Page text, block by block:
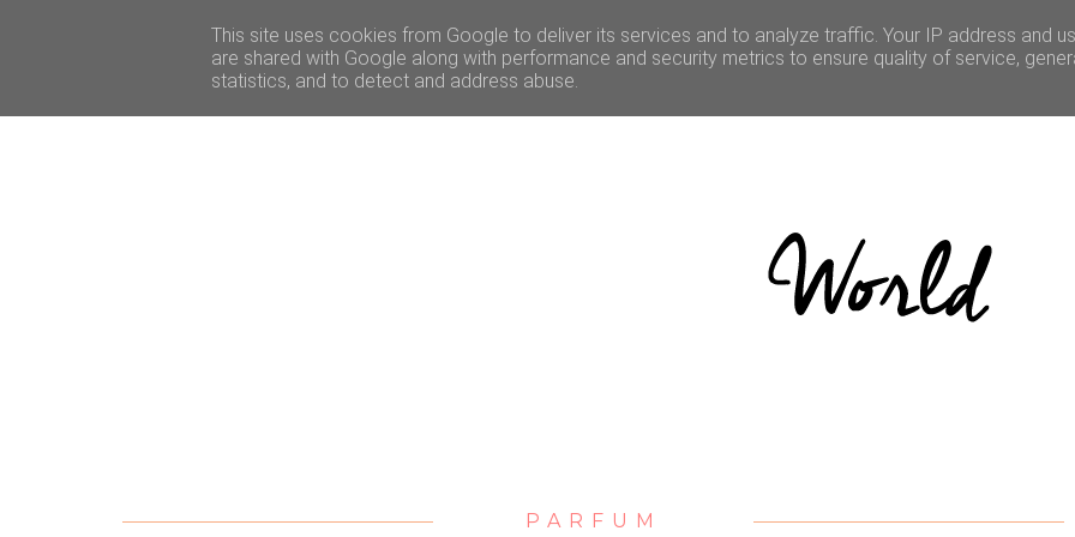
BEAUTÉ VOYAGE LIFESTYLE CULTURE BONNES ADRESSES CONCOURS
PARFUM
This site uses cookies from Google to deliver its services and to analyze traffic. Your IP address and
are shared with Google along with performance and security metrics to ensure quality of service,
statistics, and to detect and address abuse.